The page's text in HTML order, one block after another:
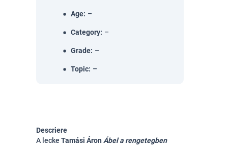
Age: –
Category: –
Grade: –
Topic: –
Descriere
A lecke Tamási Áron Ábel a rengetegben